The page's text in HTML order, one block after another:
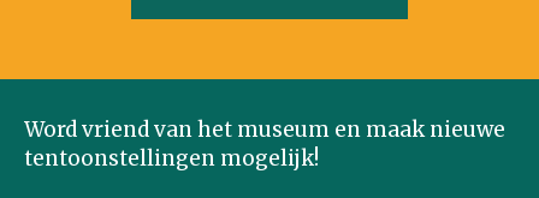
Word vriend van het museum en maak nieuwe
tentoonstellingen mogelijk!